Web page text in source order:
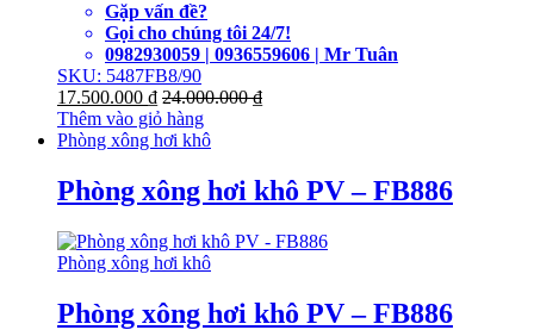
Gặp vấn đề?
Gọi cho chúng tôi 24/7!
0982930059 | 0936559606 | Mr Tuân
SKU: 5487FB8/90
17.500.000 ₫ 24.000.000₫
Thêm vào giỏ hàng
Phòng xông hơi khô
Phòng xông hơi khô PV – FB886
Phòng xông hơi khô
Phòng xông hơi khô PV – FB886